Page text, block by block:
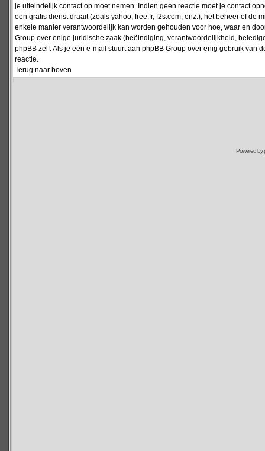
je uiteindelijk contact op moet nemen. Indien geen reactie moet je contact
een gratis dienst draait (zoals yahoo, free.fr, f2s.com, enz.), het beheer of
enkele manier verantwoordelijk kan worden gehouden voor hoe, waar en
Group over enige juridische zaak (beëindiging, verantwoordelijkheid,
phpBB zelf. Als je een e-mail stuurt aan phpBB Group over enig gebruik
reactie.
Terug naar boven
Powered by